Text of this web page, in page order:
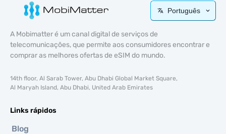
Português
A Mobimatter é um canal digital de serviços de
telecomunicações, que permite aos consumidores encontrar e
comprar as melhores ofertas de eSIM do mundo.
14th floor, Al Sarab Tower, Abu Dhabi Global Market Square,
Al Maryah Island, Abu Dhabi, United Arab Emirates
Links rápidos
Blog